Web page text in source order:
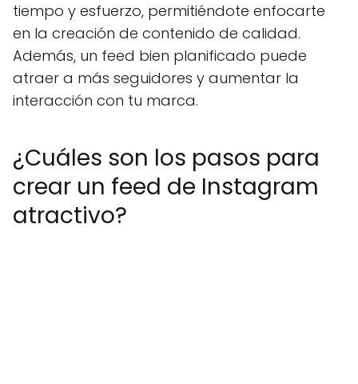
tiempo y esfuerzo, permitiéndote enfocarte
en la creación de contenido de calidad.
Además, un feed bien planificado puede
atraer a más seguidores y aumentar la
interacción con tu marca.
¿Cuáles son los pasos para
crear un feed de Instagram
atractivo?